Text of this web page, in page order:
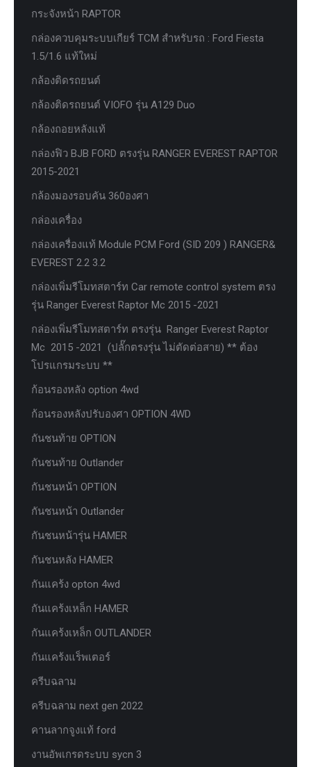
กระจังหน้า RAPTOR
กล่องควบคุมระบบเกียร์ TCM สำหรับรถ : Ford Fiesta
1.5/1.6 แท้ใหม่
กล้องติดรถยนต์
กล้องติดรถยนต์ VIOFO รุ่น A129 Duo
กล้องถอยหลังแท้
กล่องฟิว BJB FORD ตรงรุ่น RANGER EVEREST RAPTOR
2015-2021
กล้องมองรอบคัน 360องศา
กล่องเครื่อง
กล่องเครื่องแท้ Module PCM Ford (SID 209 ) RANGER&
EVEREST 2.2 3.2
กล่องเพิ่มรีโมทสตาร์ท Car remote control system ตรง
รุ่น Ranger Everest Raptor Mc 2015 -2021
กล่องเพิ่มรีโมทสตาร์ท ตรงรุ่น Ranger Everest Raptor
Mc 2015 -2021 (ปลั๊กตรงรุ่น ไม่ตัดต่อสาย) ** ต้อง
โปรแกรมระบบ **
ก้อนรองหลัง option 4wd
ก้อนรองหลังปรับองศา OPTION 4WD
กันชนท้าย OPTION
กันชนท้าย Outlander
กันชนหน้า OPTION
กันชนหน้า Outlander
กันชนหน้ารุ่น HAMER
กันชนหลัง HAMER
กันแคร้ง opton 4wd
กันแคร้งเหล็ก HAMER
กันแคร้งเหล็ก OUTLANDER
กันแคร้งแร็พเตอร์
ครีบฉลาม
ครีบฉลาม next gen 2022
คานลากจูงแท้ ford
งานอัพเกรดระบบ sycn 3